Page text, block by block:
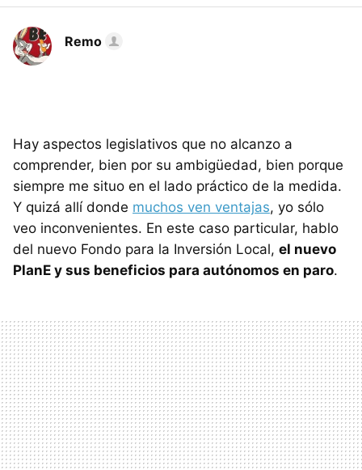
Remo
Hay aspectos legislativos que no alcanzo a
comprender, bien por su ambigüedad, bien porque
siempre me situo en el lado práctico de la medida.
Y quizá allí donde muchos ven ventajas, yo sólo
veo inconvenientes. En este caso particular, hablo
del nuevo Fondo para la Inversión Local, el nuevo
PlanE y sus beneficios para autónomos en paro.